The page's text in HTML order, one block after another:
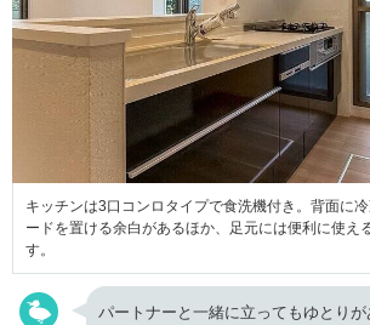
キッチンは3口コンロタイプで食洗機付き。背面に
ードを置ける余白があるほか、足元には便利に使え
す。
パートナーと一緒に立ってもゆとり